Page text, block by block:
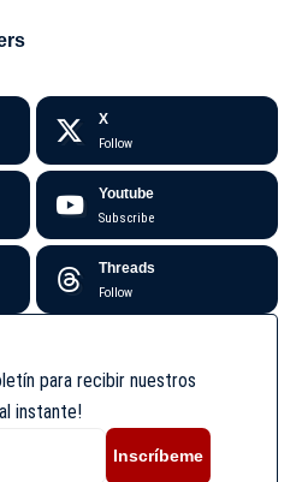
X
Follow
Youtube
Subscribe
Threads
Follow
para recibir nuestros
instante!
Inscríbeme